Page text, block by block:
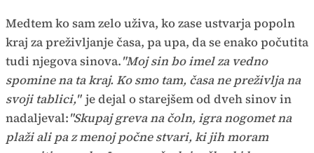
Medtem ko sam zelo uživa, ko zase ustvarja popoln
kraj za preživljanje časa, pa upa, da se enako počutita
tudi njegova sinova."Moj sin bo imel za vedno
spomine na ta kraj. Ko smo tam, časa ne preživlja na
svoji tablici," je dejal o starejšem od dveh sinov in
nadaljeval:"Skupaj greva na čoln, igra nogomet na
plaži ali pa z menoj počne stvari, ki jih moram